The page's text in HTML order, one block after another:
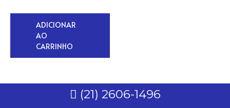
ADICIONAR
AO
CARRINHO
(21) 2606-1496